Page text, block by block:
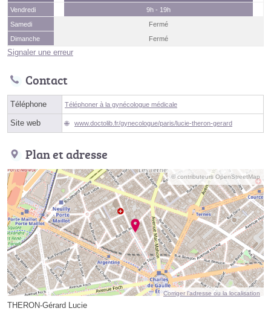
Vendredi
9h - 19h
Samedi
Fermé
Dimanche
Fermé
Signaler une erreur
Contact
Téléphone Téléphoner à la gynécologue médicale
Site web www.doctolib.fr/gynecologue/paris/lucie-theron-gerard
Plan et adresse
© contributeurs OpenStreetMap
Corriger l’adresse ou la localisation
THERON-Gérard Lucie